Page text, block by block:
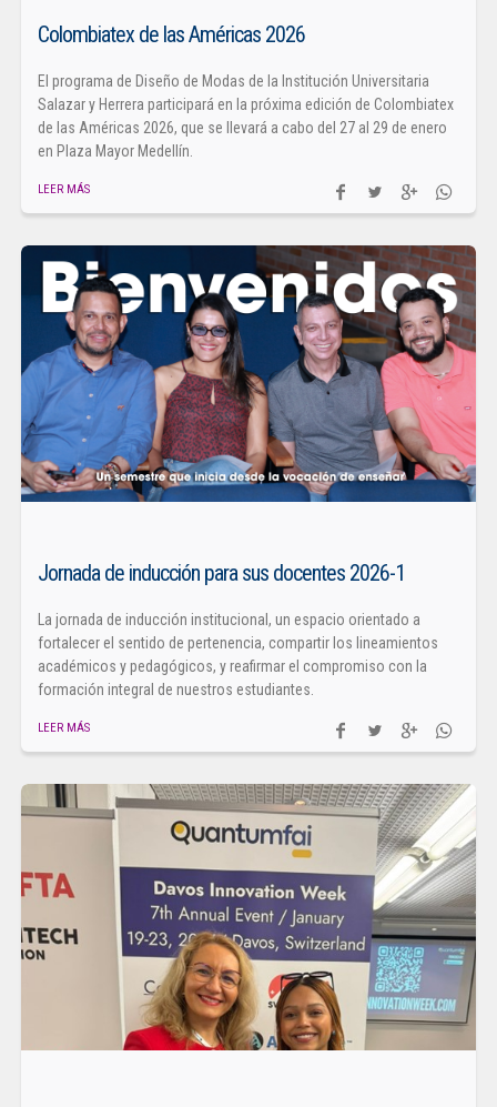
Colombiatex de las Américas 2026
El programa de Diseño de Modas de la Institución Universitaria
Salazar y Herrera participará en la próxima edición de Colombiatex
de las Américas 2026, que se llevará a cabo del 27 al 29 de enero
en Plaza Mayor Medellín.
LEER MÁS
Jornada de inducción para sus docentes 2026-1
La jornada de inducción institucional, un espacio orientado a
fortalecer el sentido de pertenencia, compartir los lineamientos
académicos y pedagógicos, y reafirmar el compromiso con la
formación integral de nuestros estudiantes.
LEER MÁS